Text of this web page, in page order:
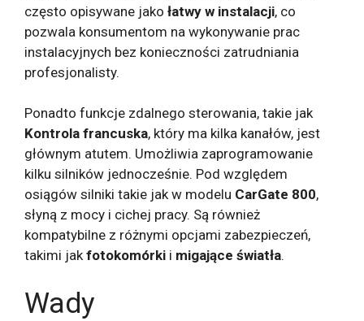
często opisywane jako łatwy w instalacji, co
pozwala konsumentom na wykonywanie prac
instalacyjnych bez konieczności zatrudniania
profesjonalisty.
Ponadto funkcje zdalnego sterowania, takie jak
Kontrola francuska, który ma kilka kanałów, jest
głównym atutem. Umożliwia zaprogramowanie
kilku silników jednocześnie. Pod względem
osiągów silniki takie jak w modelu CarGate 800,
słyną z mocy i cichej pracy. Są również
kompatybilne z różnymi opcjami zabezpieczeń,
takimi jakfotokomórki i migające światła.
Wady